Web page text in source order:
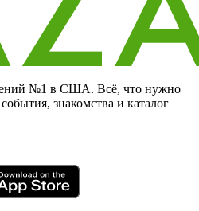
№1 в США. Всё, что нужно
знакомства и каталог